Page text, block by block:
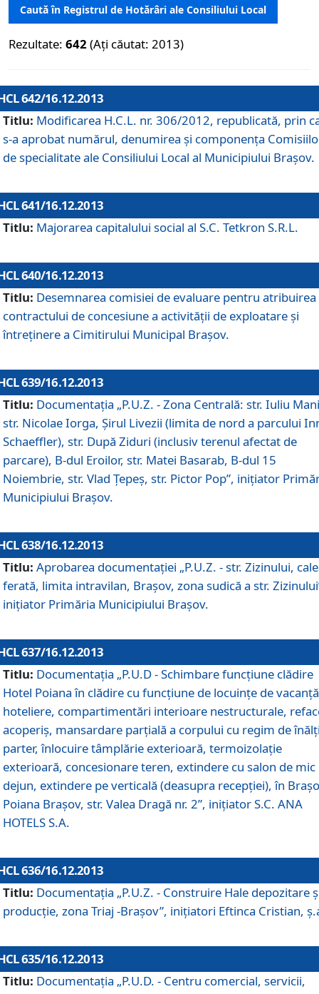
Caută în Registrul de Hotărâri ale Consiliului Local
Rezultate: 642 (Ați căutat: 2013)
642/16.12.2013
Titlu: Modificarea H.C.L. nr. 306/2012, republicată, prin
s-a aprobat numărul, denumirea şi componenţa
de specialitate ale Consiliului Local al Municipiului Braşov.
641/16.12.2013
Titlu: Majorarea capitalului social al S.C. Tetkron S.R.L.
640/16.12.2013
Titlu: Desemnarea comisiei de evaluare pentru atribuirea
contractului de concesiune a activităţii de exploatare şi
întreţinere a Cimitirului Municipal Braşov.
639/16.12.2013
Titlu: Documentaţia „P.U.Z. - Zona Centrală: str. Iuliu
str. Nicolae Iorga, Şirul Livezii (limita de nord a parcului
Schaeffler), str. După Ziduri (inclusiv terenul afectat de
parcare), B-dul Eroilor, str. Matei Basarab, B-dul 15
Noiembrie, str. Vlad Ţepeş, str. Pictor Pop”, iniţiator
Municipiului Braşov.
638/16.12.2013
Titlu: Aprobarea documentaţiei „P.U.Z. - str. Zizinului,
ferată, limita intravilan, Braşov, zona sudică a str.
iniţiator Primăria Municipiului Braşov.
637/16.12.2013
Titlu: Documentaţia „P.U.D - Schimbare funcţiune clădire
Hotel Poiana în clădire cu funcţiune de locuinţe de
hoteliere, compartimentări interioare nestructurale,
acoperiş, mansardare parţială a corpului cu regim de
parter, înlocuire tâmplărie exterioară, termoizolaţie
exterioară, concesionare teren, extindere cu salon de mic
dejun, extindere pe verticală (deasupra recepţiei), în
Poiana Braşov, str. Valea Dragă nr. 2”, iniţiator S.C. ANA
HOTELS S.A.
636/16.12.2013
Titlu: Documentaţia „P.U.Z. - Construire Hale depozitare
producţie, zona Triaj -Braşov”, iniţiatori Eftinca Cristian,
635/16.12.2013
Titlu: Documentaţia „P.U.D. - Centru comercial, servicii,